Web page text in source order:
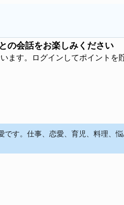
の会話をお楽しみください
ます。ログインしてポイントを
です。仕事、恋愛、育児、料理、